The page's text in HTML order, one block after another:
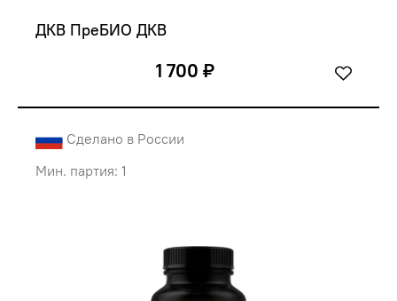
ДКВ ПреБИО ДКВ
1 700 ₽
Сделано в России
Мин. партия: 1